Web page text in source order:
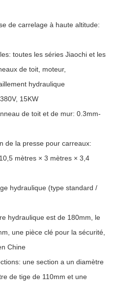
de carrelage à haute altitude:
toutes les séries Jiaochi et les
de toit, moteur,
hydraulique
15KW
de toit et de mur: 0.3mm-
de la presse pour carreaux:
mètres × 3 mètres × 3,4
hydraulique (type standard /
hydraulique est de 180mm, le
une pièce clé pour la sécurité,
Chine
une section a un diamètre
de tige de 110mm et une